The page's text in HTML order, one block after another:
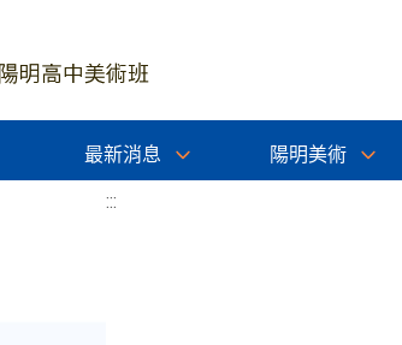
最新消息 陽明美術
:::